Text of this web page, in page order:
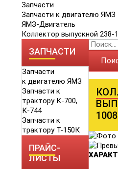
Запчасти
Запчасти к двигателю ЯМЗ
ЯМЗ-Двигатель
Коллектор выпускной 238-
ЗАПЧАСТИ
Запчасти
к двигателю ЯМЗ
Запчасти к
трактору К-700,
К-744
Запчасти к
трактору Т-150К
ПРАЙС-
ЛИСТЫ